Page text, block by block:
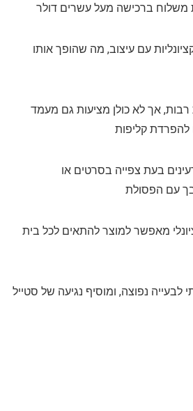
משלוח ברכישה מעל עשרים דולר
עם עיצוב, מה שהופך אותו
רבות, אך לא כולן מציעות גם מעמד
להפרדת קליפות
בעת צפייה בסרטים או
עם הפסולת
מאפשר למוצר להתאים לכל בית
לבעייה נפוצה, ומוסיף נגיעה של סטייל